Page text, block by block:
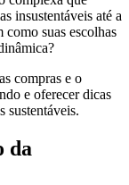
insustentáveis até a
como suas escolhas
compras e o
e oferecer dicas
sustentáveis.
da